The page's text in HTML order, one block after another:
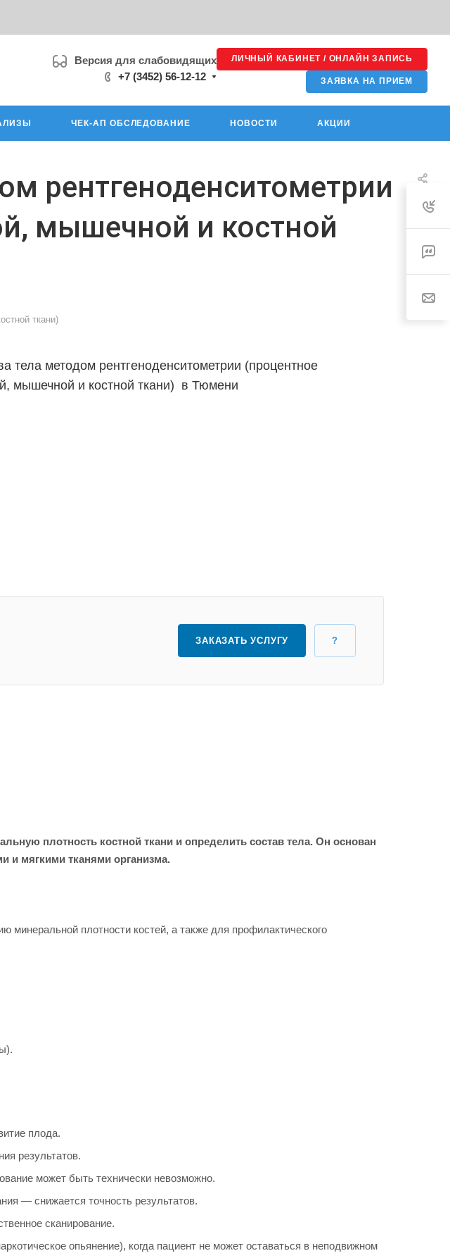
Версия для слабовидящих
+7 (3452) 56-12-12
ЛИЧНЫЙ КАБИНЕТ / ОНЛАЙН ЗАПИСЬ
ЗАЯВКА НА ПРИЕМ
ЧЕК-АП ОБСЛЕДОВАНИЕ НОВОСТИ АКЦИИ
рентгеноденситометрии
мышечной и костной
ткани)
тела методом рентгеноденситометрии (процентное
мышечной и костной ткани) в Тюмени
ЗАКАЗАТЬ УСЛУГУ ?
плотность костной ткани и определить состав тела. Он основан
и мягкими тканями организма.
минеральной плотности костей, а также для профилактического
плода.
результатов.
может быть технически невозможно.
— снижается точность результатов.
сканирование.
опьянение), когда пациент не может оставаться в неподвижном